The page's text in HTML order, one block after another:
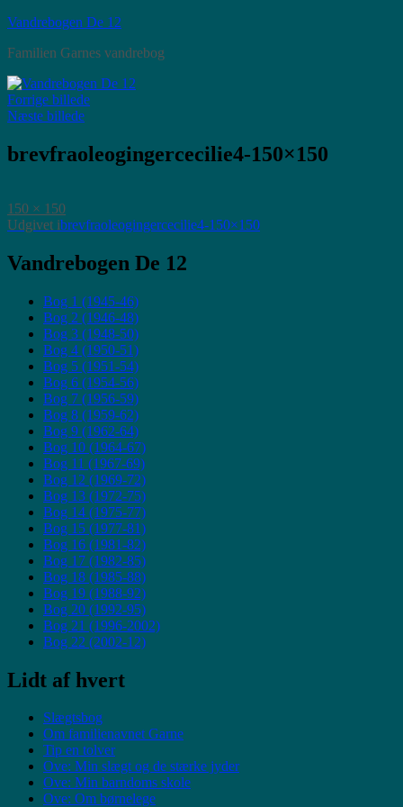
Videre
indhold
Vandrebogen De 12
Familien Garnes vandrebog
Forrige billede
Næste billede
brevfraoleogingercecilie4-150×150
Faktisk
størrelse
150 × 150
Indlægsnavigation
Udgivet ibrevfraoleogingercecilie4-150×150
Vandrebogen De 12
Bog 1 (1945-46)
Bog 2 (1946-48)
Bog 3 (1948-50)
Bog 4 (1950-51)
Bog 5 (1951-54)
Bog 6 (1954-56)
Bog 7 (1956-59)
Bog 8 (1959-62)
Bog 9 (1962-64)
Bog 10 (1964-67)
Bog 11 (1967-69)
Bog 12 (1969-72)
Bog 13 (1972-75)
Bog 14 (1975-77)
Bog 15 (1977-81)
Bog 16 (1981-82)
Bog 17 (1982-85)
Bog 18 (1985-88)
Bog 19 (1988-92)
Bog 20 (1992-95)
Bog 21 (1996-2002)
Bog 22 (2002-12)
Lidt af hvert
Slægtsbog
Om familienavnet Garne
Tip en tolver
Ove: Min slægt og de stærke jyder
Ove: Min barndoms skole
Ove: Om børnelege